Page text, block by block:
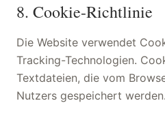
8. Cookie-Richtlinie
Die Website verwendet
Tracking-Technologien.
Textdateien, die vom
Nutzers gespeichert werden.